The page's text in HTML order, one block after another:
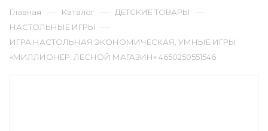
Главная — Каталог — ДЕТСКИЕ ТОВАРЫ —
НАСТОЛЬНЫЕ ИГРЫ —
ИГРА НАСТОЛЬНАЯ ЭКОНОМИЧЕСКАЯ, УМНЫЕ ИГРЫ
«МИЛЛИОНЕР. ЛЕСНОЙ МАГАЗИН» 4650250551546